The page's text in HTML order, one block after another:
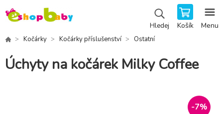
Hledej Košík Menu
Kočárky Kočárky příslušenství Ostatní
Úchyty na kočárek Milky Coffee
-7%